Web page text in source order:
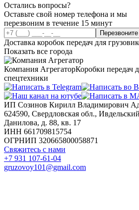
Остались вопросы?
Оставьте свой номер телефона и мы
перезвоним в течение 15 минут
Доставка коробок передач для
Показать все города
Компания АгрегаторКоробки передач
спецтехники
ИП Созинов Кирилл Владимирович
624590, Свердловская обл.,
Данилова, д. 88, кв. 17
ИНН 661709815754
ОГРНИП 320665800058871
Свяжитесь с нами
+7 931 107-61-04
gruzovoy101@gmail.com